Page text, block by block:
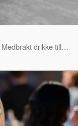
Medbrakt drikke tillatt